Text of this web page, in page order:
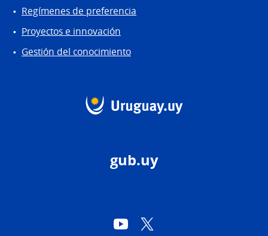
Regímenes de preferencia
Proyectos e innovación
Gestión del conocimiento
gub.uy
YouTube